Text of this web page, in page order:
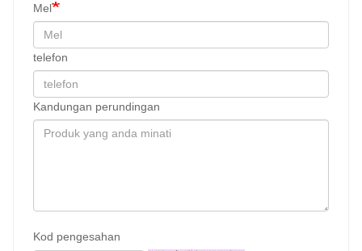
Mel
telefon
Kandungan perundingan
Kod pengesahan